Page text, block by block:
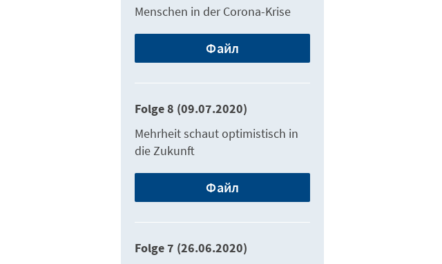
Menschen in der Corona-Krise
Файл
Folge 8 (09.07.2020)
Mehrheit schaut optimistisch in
die Zukunft
Файл
Folge 7 (26.06.2020)